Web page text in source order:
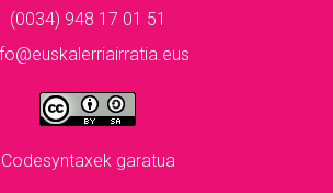
(0034) 948 17 01 51
Codesyntaxek garatua